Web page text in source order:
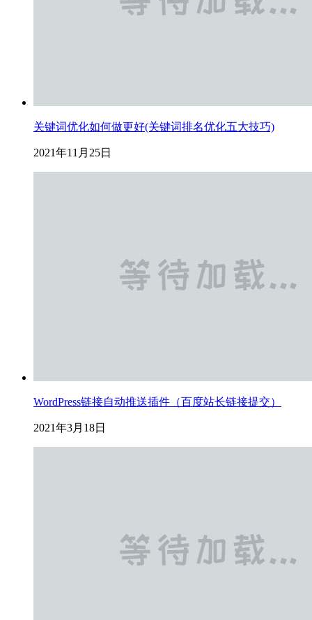
关键词优化如何做更好(关键词排名优化五大技巧)
2021年11月25日
WordPress链接自动推送插件（百度站长链接提交）
2021年3月18日